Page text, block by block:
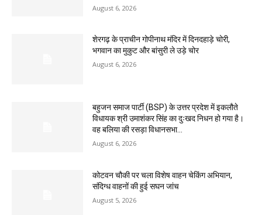
August 6, 2026
शेरगढ़ के प्राचीन गोपीनाथ मंदिर में दिनदहाड़े चोरी,
भगवान का मुकुट और बांसुरी ले उड़े चोर
August 6, 2026
बहुजन समाज पार्टी (BSP) के उत्तर प्रदेश में इकलौते
विधायक श्री उमाशंकर सिंह का दुःखद निधन हो गया है।
वह बलिया की रसड़ा विधानसभा...
August 6, 2026
कोटवन चौकी पर चला विशेष वाहन चेकिंग अभियान,
संदिग्ध वाहनों की हुई सघन जांच
August 5, 2026